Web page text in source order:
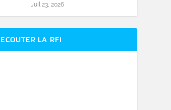
Juil 23, 2026
ECOUTER LA RFI